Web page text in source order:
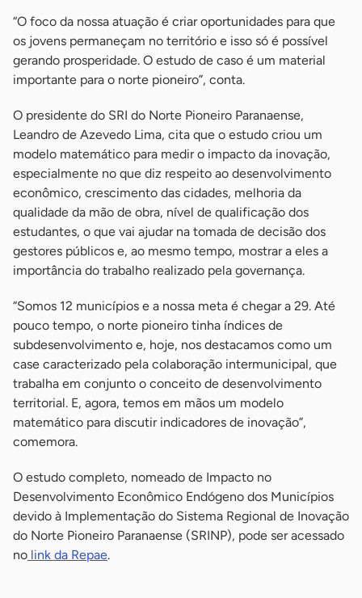
“O foco da nossa atuação é criar oportunidades para que
os jovens permaneçam no território e isso só é possível
gerando prosperidade. O estudo de caso é um material
importante para o norte pioneiro”, conta.
O presidente do SRI do Norte Pioneiro Paranaense,
Leandro de Azevedo Lima, cita que o estudo criou um
modelo matemático para medir o impacto da inovação,
especialmente no que diz respeito ao desenvolvimento
econômico, crescimento das cidades, melhoria da
qualidade da mão de obra, nível de qualificação dos
estudantes, o que vai ajudar na tomada de decisão dos
gestores públicos e, ao mesmo tempo, mostrar a eles a
importância do trabalho realizado pela governança.
“Somos 12 municípios e a nossa meta é chegar a 29. Até
pouco tempo, o norte pioneiro tinha índices de
subdesenvolvimento e, hoje, nos destacamos como um
case caracterizado pela colaboração intermunicipal, que
trabalha em conjunto o conceito de desenvolvimento
territorial. E, agora, temos em mãos um modelo
matemático para discutir indicadores de inovação”,
comemora.
O estudo completo, nomeado de Impacto no
Desenvolvimento Econômico Endógeno dos Municípios
devido à Implementação do Sistema Regional de Inovação
do Norte Pioneiro Paranaense (SRINP), pode ser acessado
no link da Repae.